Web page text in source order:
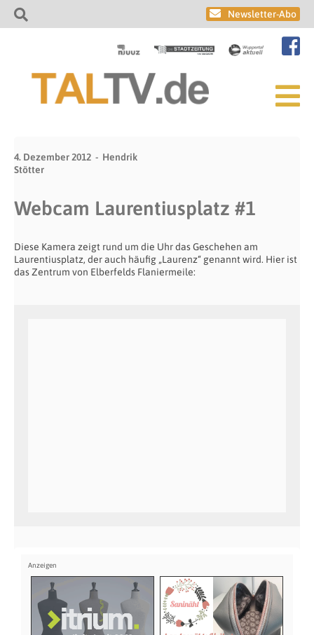
Newsletter-Abo
4. Dezember 2012
Hendrik
Stötter
Webcam Laurentiusplatz #1
Diese Kamera zeigt rund um die Uhr das Geschehen am
Laurentiusplatz, der auch häufig „Laurenz“ genannt wird. Hier ist
das Zentrum von Elberfelds Flaniermeile: